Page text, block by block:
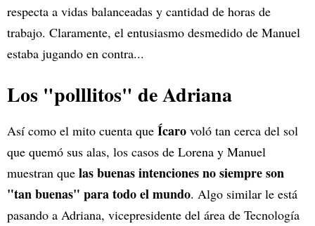
respecta a vidas balanceadas y cantidad de horas de
trabajo. Claramente, el entusiasmo desmedido de Manuel
estaba jugando en contra...
Los "polllitos" de Adriana
Así como el mito cuenta que Ícaro voló tan cerca del sol
que quemó sus alas, los casos de Lorena y Manuel
muestran que lasbuenas intenciones no siempre son
"tan buenas" para todo el mundo. Algo similar le está
pasando a Adriana, vicepresidente del área de Tecnología